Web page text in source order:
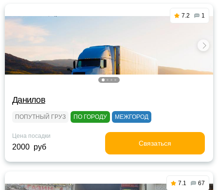
7.2 1
Данилов
ПОПУТНЫЙ ГРУЗ ПО ГОРОДУ МЕЖГОРОД
Цена посадки
2000 руб Связаться
7.1 67